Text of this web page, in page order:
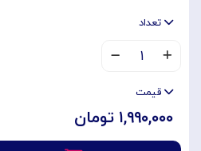
تعداد
۱
قیمت
۱,۹۹۰,۰۰۰ تومان